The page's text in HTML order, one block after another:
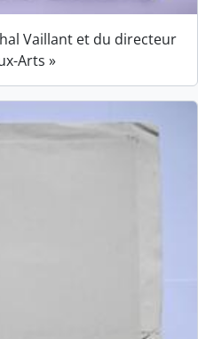
Vaillant et du directeur
Arts »